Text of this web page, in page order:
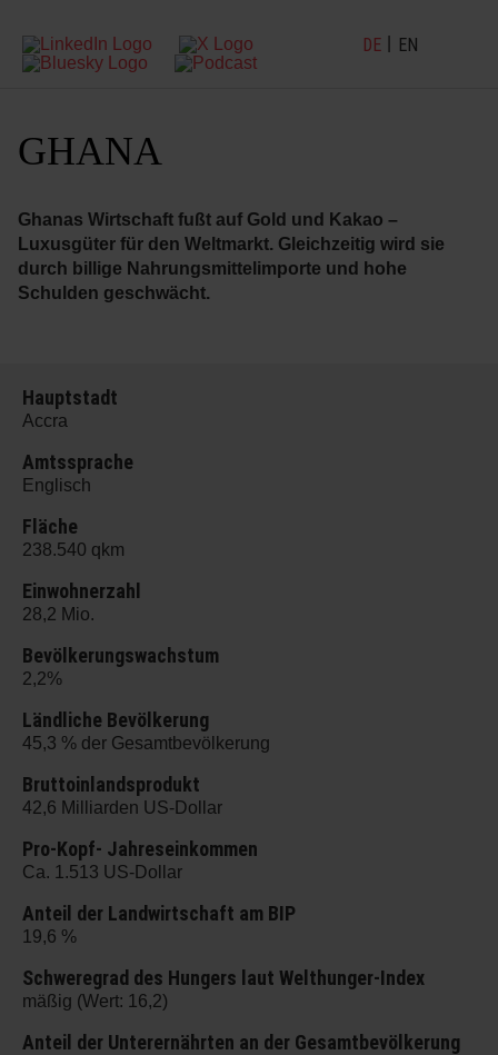
DE EN
GHANA
Ghanas Wirtschaft fußt auf Gold und Kakao –
Luxusgüter für den Weltmarkt. Gleichzeitig wird sie
durch billige Nahrungsmittelimporte und hohe
Schulden geschwächt.
Hauptstadt
Accra
Amtssprache
Englisch
Fläche
238.540 qkm
Einwohnerzahl
28,2 Mio.
Bevölkerungswachstum
2,2%
Ländliche Bevölkerung
45,3 % der Gesamtbevölkerung
Bruttoinlandsprodukt
42,6 Milliarden US-Dollar
Pro-Kopf- Jahreseinkommen
Ca. 1.513 US-Dollar
Anteil der Landwirtschaft am BIP
19,6 %
Schweregrad des Hungers laut Welthunger-Index
mäßig (Wert: 16,2)
Anteil der Unterernährten an der Gesamtbevölkerung